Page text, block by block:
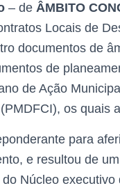
– de ÂMBITO
Locais de
documentos de
de
de Ação
os quais
para
e resultou de
Núcleo